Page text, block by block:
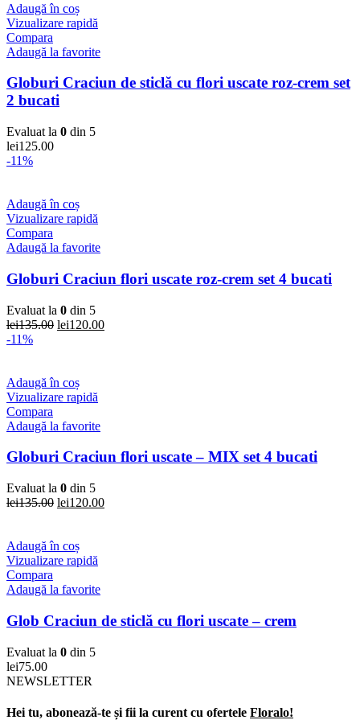
Adaugă în coș
Vizualizare rapidă
Compara
Adaugă la favorite
Globuri Craciun de sticlă cu flori uscate roz-crem set
2 bucati
Evaluat la 0 din 5
lei125.00
-11%
Adaugă în coș
Vizualizare rapidă
Compara
Adaugă la favorite
Globuri Craciun flori uscate roz-crem set 4 bucati
Evaluat la 0 din 5
lei135.00 Prețul
lei135.00.
lei120.00Prețul
-11%
Adaugă în coș
Vizualizare rapidă
Compara
Adaugă la favorite
Globuri Craciun flori uscate – MIX set 4 bucati
Evaluat la 0 din 5
lei135.00 Prețul
fost:
lei135.00.
lei120.00Prețul
Adaugă în coș
Vizualizare rapidă
Compara
Adaugă la favorite
Glob Craciun de sticlă cu flori uscate – crem
Evaluat la 0 din 5
lei75.00
NEWSLETTER
Hei tu, abonează-te și fii la curent cu ofertele Floralo!